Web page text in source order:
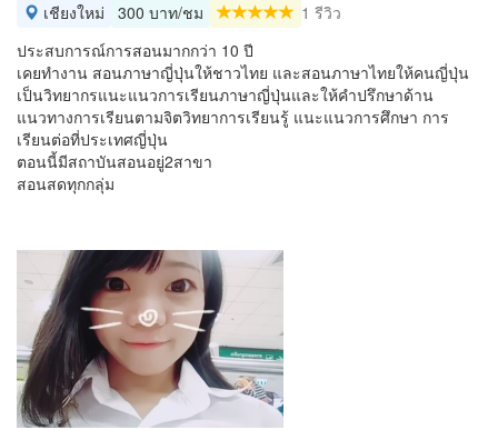
เชียงใหม่ 300 บาท/ชม
1 รีวิว
ประสบการณ์การสอนมากกว่า 10 ปี
เคยทำงาน สอนภาษาญี่ปุ่นให้ชาวไทย และสอนภาษาไทยให้คนญี่ปุ่น
เป็นวิทยากรแนะแนวการเรียนภาษาญี่ปุ่นและให้คำปรึกษาด้าน
แนวทางการเรียนตามจิตวิทยาการเรียนรู้ แนะแนวการศึกษา การ
เรียนต่อที่ประเทศญี่ปุ่น
ตอนนี้มีสถาบันสอนอยู่2สาขา
สอนสดทุกกลุ่ม